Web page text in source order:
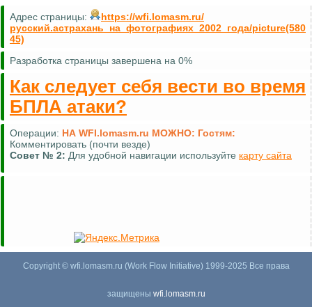
Адрес страницы:
https://wfi.lomasm.ru/
русский.астрахань_на_фотографиях_2002_года/picture(580
45)
Разработка страницы завершена на 0%
Как следует себя вести во время
БПЛА атаки?
Операции: НА WFI.lomasm.ru МОЖНО: Гостям:
Комментировать (почти везде)
Совет № 2: Для удобной навигации используйте карту сайта
Copyright © wfi.lomasm.ru (Work Flow Initiative) 1999-2025 Все права
защищены wfi.lomasm.ru